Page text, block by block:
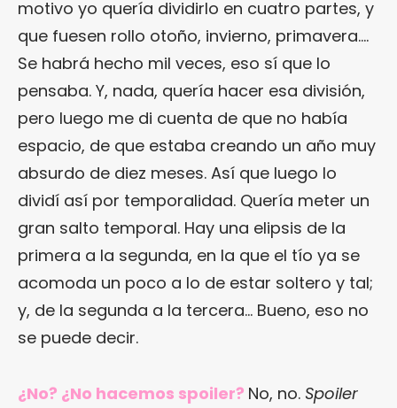
motivo yo quería dividirlo en cuatro partes, y
que fuesen rollo otoño, invierno, primavera….
Se habrá hecho mil veces, eso sí que lo
pensaba. Y, nada, quería hacer esa división,
pero luego me di cuenta de que no había
espacio, de que estaba creando un año muy
absurdo de diez meses. Así que luego lo
dividí así por temporalidad. Quería meter un
gran salto temporal. Hay una elipsis de la
primera a la segunda, en la que el tío ya se
acomoda un poco a lo de estar soltero y tal;
y, de la segunda a la tercera… Bueno, eso no
se puede decir.
¿No? ¿No hacemos spoiler? No, no. Spoiler